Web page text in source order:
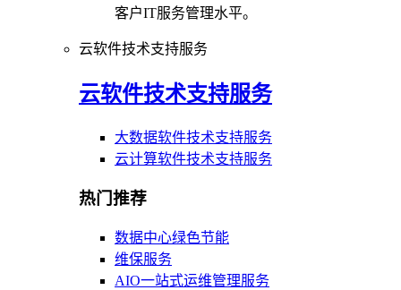
客户IT服务管理水平。
云软件技术支持服务
云软件技术支持服务
大数据软件技术支持服务
云计算软件技术支持服务
热门推荐
数据中心绿色节能
维保服务
AIO一站式运维管理服务